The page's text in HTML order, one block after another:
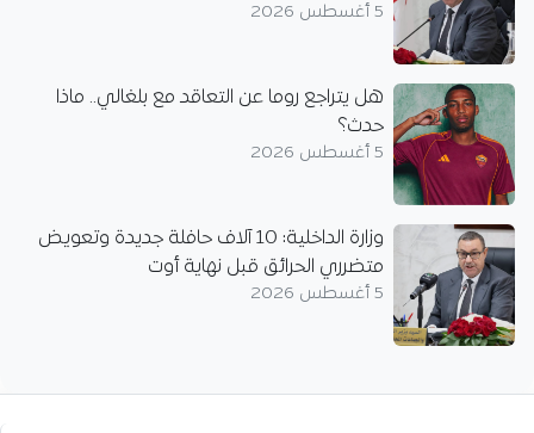
5 أغسطس 2026
هل يتراجع روما عن التعاقد مع بلغالي.. ماذا
حدث؟
5 أغسطس 2026
وزارة الداخلية: 10 آلاف حافلة جديدة وتعويض
متضرري الحرائق قبل نهاية أوت
5 أغسطس 2026